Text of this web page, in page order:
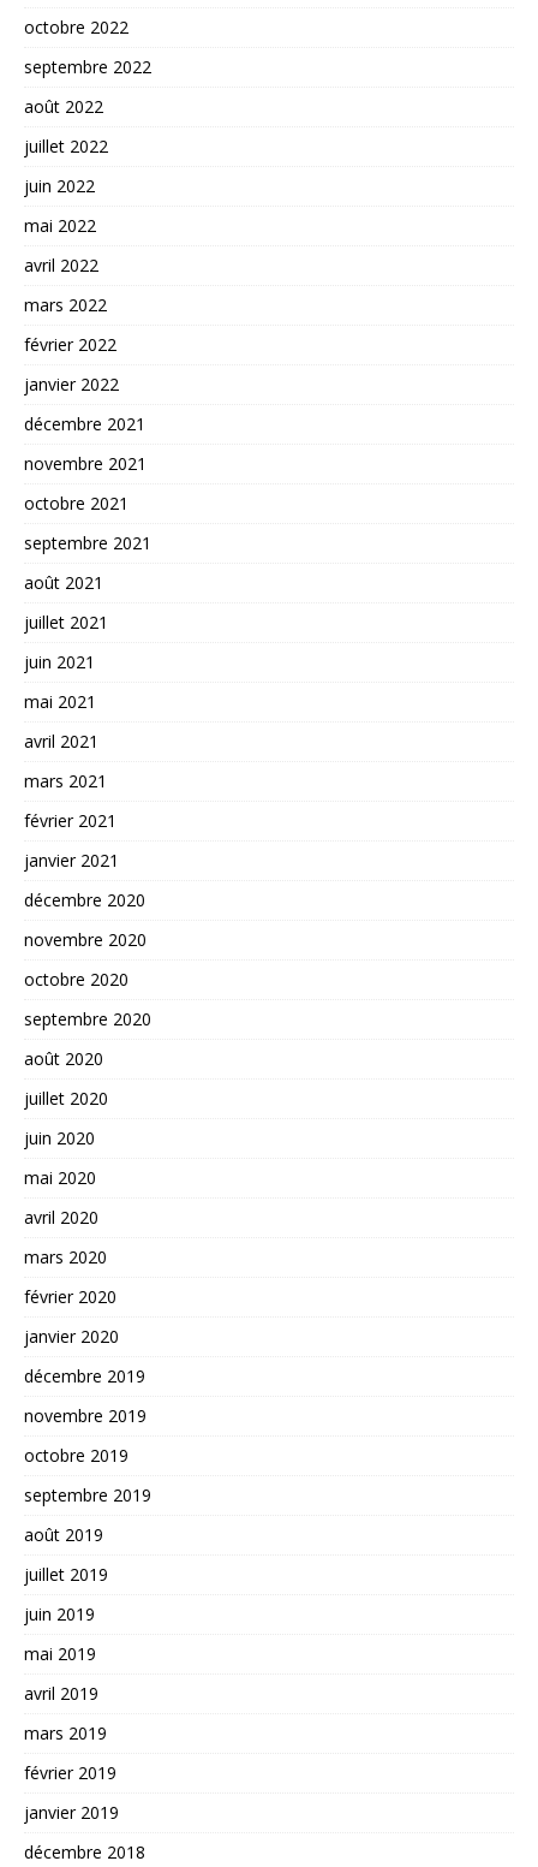
octobre 2022
septembre 2022
août 2022
juillet 2022
juin 2022
mai 2022
avril 2022
mars 2022
février 2022
janvier 2022
décembre 2021
novembre 2021
octobre 2021
septembre 2021
août 2021
juillet 2021
juin 2021
mai 2021
avril 2021
mars 2021
février 2021
janvier 2021
décembre 2020
novembre 2020
octobre 2020
septembre 2020
août 2020
juillet 2020
juin 2020
mai 2020
avril 2020
mars 2020
février 2020
janvier 2020
décembre 2019
novembre 2019
octobre 2019
septembre 2019
août 2019
juillet 2019
juin 2019
mai 2019
avril 2019
mars 2019
février 2019
janvier 2019
décembre 2018